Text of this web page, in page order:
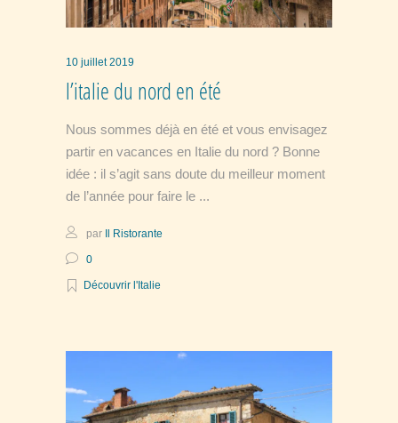
10 juillet 2019
l’italie du nord en été
Nous sommes déjà en été et vous envisagez
partir en vacances en Italie du nord ? Bonne
idée : il s’agit sans doute du meilleur moment
de l’année pour faire le
par Il Ristorante
0
Découvrir l'Italie